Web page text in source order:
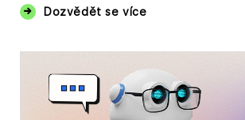
Dozvědět se více